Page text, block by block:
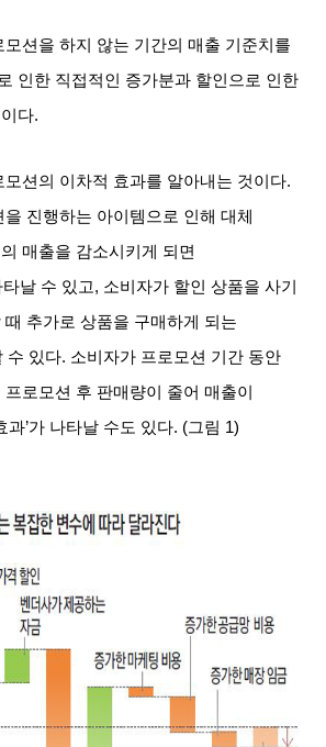
션을 하지 않는 기간의 매출 기준치를
인한 직접적인 증가분과 할인으로 인한
다.
모션의 이차적 효과를 알아내는 것이다.
을 진행하는 아이템으로 인해 대체
매출을 감소시키게 되면
타날 수 있고, 소비자가 할인 상품을 사기
추가로 상품을 구매하게 되는
수 있다. 소비자가 프로모션 기간 동안
로모션 후 판매량이 줄어 매출이
과’가 나타날 수도 있다. (그림 1)